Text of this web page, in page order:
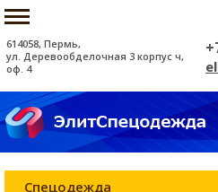
614058, Пермь,
ул. Деревообделочная 3 корпус ч,
оф. 4
Спецодежда